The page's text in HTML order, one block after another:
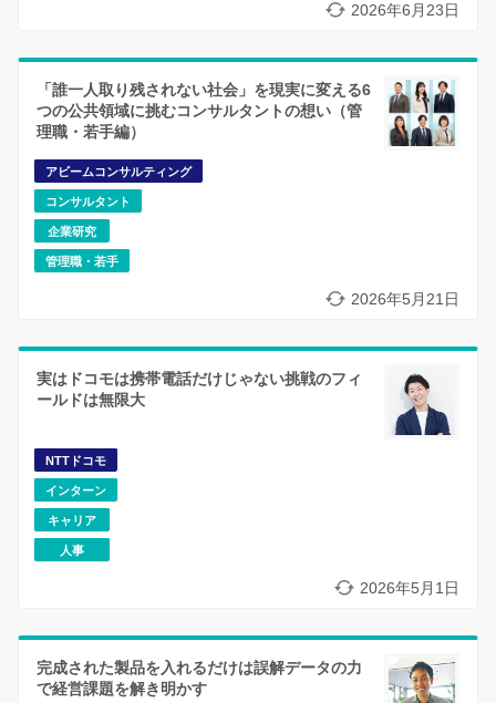
2026年6月23日
「誰一人取り残されない社会」を現実に変える6
つの公共領域に挑むコンサルタントの想い（管
理職・若手編）
アビームコンサルティング
コンサルタント
企業研究
管理職・若手
2026年5月21日
実はドコモは携帯電話だけじゃない挑戦のフィ
ールドは無限大
NTTドコモ
インターン
キャリア
人事
2026年5月1日
完成された製品を入れるだけは誤解データの力
で経営課題を解き明かす